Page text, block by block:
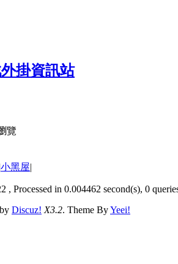
覽
小黑屋|
, Processed in 0.004462 second(s), 0
Discuz! X3.2. Theme ByYeei!